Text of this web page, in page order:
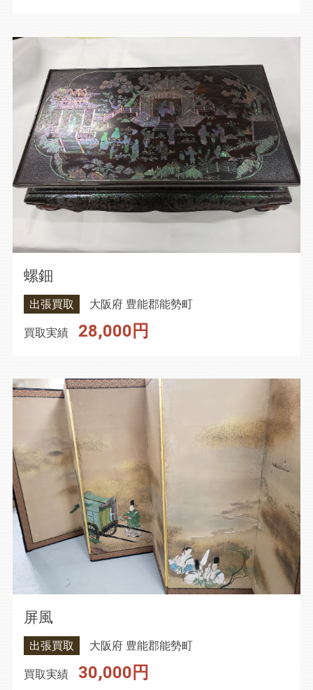
螺鈿
出張買取 大阪府 豊能郡能勢町
買取実績 28,000円
屏風
出張買取 大阪府 豊能郡能勢町
買取実績 30,000円